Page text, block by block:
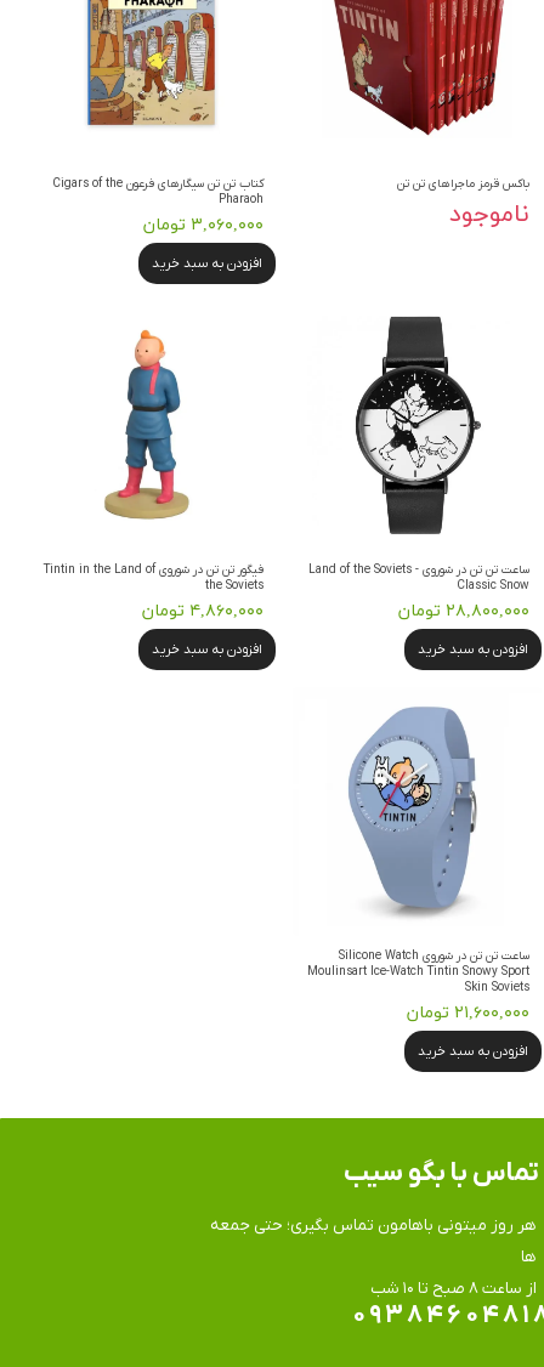
باکس قرمز ماجراهای تن تن
ناموجود
کتاب تن تن سیگارهای فرعون Cigars of the
Pharaoh
۳,۰۶۰,۰۰۰ تومان
افزودن به سبد خرید
ساعت تن تن در شوروی Land of the Soviets -
Classic Snow
۲۸,۸۰۰,۰۰۰ تومان
افزودن به سبد خرید
فیگور تن تن در شوروی Tintin in the Land of
the Soviets
۴,۸۶۰,۰۰۰ تومان
افزودن به سبد خرید
ساعت تن تن در شوروی Silicone Watch
Moulinsart Ice-Watch Tintin Snowy Sport
Skin Soviets
۲۱,۶۰۰,۰۰۰ تومان
افزودن به سبد خرید
هر روز میتونی باهامون تماس بگیری؛ حتی جمعه
ها
​​​​​​​از ساعت ۸ صبح تا ۱۰ شب
تماس​​​​​​​ با بگو سیب